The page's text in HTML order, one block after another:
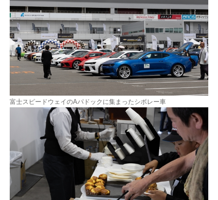
富士スピードウェイのAパドックに集まったシボレー車